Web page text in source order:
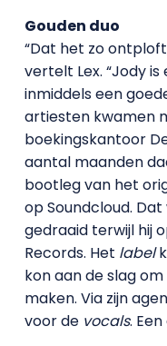
Gouden duo
“Dat het zo
vertelt Lex. “Jody
inmiddels een
artiesten kwamen
boekingskantoor
aantal maanden
bootleg van het
op Soundcloud.
gedraaid terwijl hij
Records. Het label
kon aan de slag
maken. Via zijn
voor de vocals.